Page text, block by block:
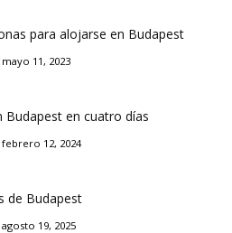
para alojarse en Budapest
11, 2023
Budapest en cuatro días
12, 2024
de Budapest
19, 2025